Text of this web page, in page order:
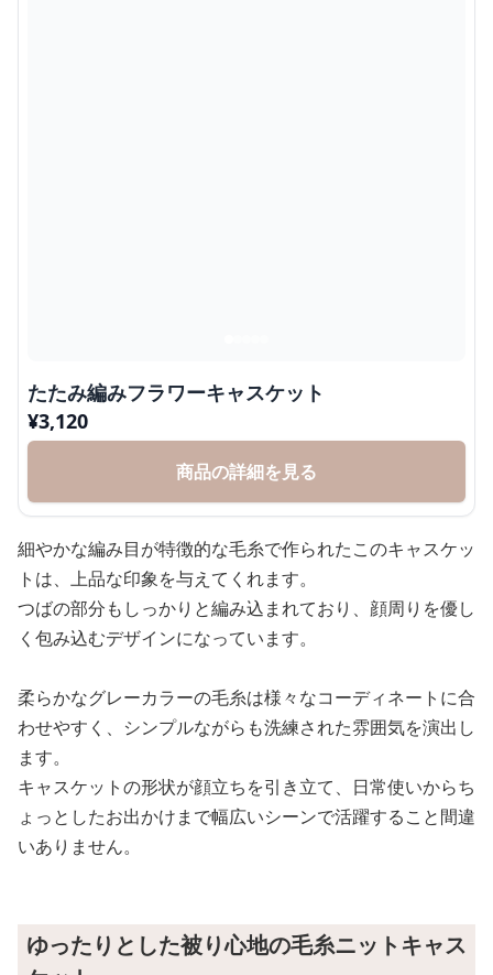
たたみ編みフラワーキャスケット
¥3,120
商品の詳細を見る
細やかな編み目が特徴的な毛糸で作られたこのキャスケッ
トは、上品な印象を与えてくれます。
つばの部分もしっかりと編み込まれており、顔周りを優し
く包み込むデザインになっています。
柔らかなグレーカラーの毛糸は様々なコーディネートに合
わせやすく、シンプルながらも洗練された雰囲気を演出し
ます。
キャスケットの形状が顔立ちを引き立て、日常使いからち
ょっとしたお出かけまで幅広いシーンで活躍すること間違
いありません。
ゆったりとした被り心地の毛糸ニットキャス